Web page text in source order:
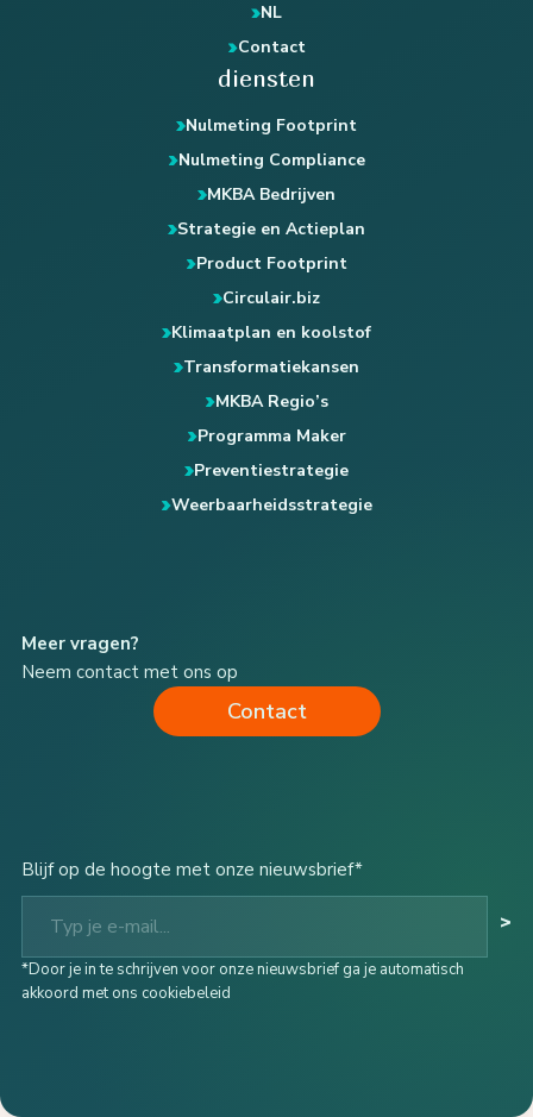
NL
Contact
diensten
Nulmeting Footprint
Nulmeting Compliance
MKBA Bedrijven
Strategie en Actieplan
Product Footprint
Circulair.biz
Klimaatplan en koolstof
Transformatiekansen
MKBA Regio’s
Programma Maker
Preventiestrategie
Weerbaarheidsstrategie
Meer vragen?
Neem contact met ons op
Contact
Blijf op de hoogte met onze nieuwsbrief*
Typ je e-mail...
>
*Door je in te schrijven voor onze nieuwsbrief ga je automatisch
akkoord met ons cookiebeleid